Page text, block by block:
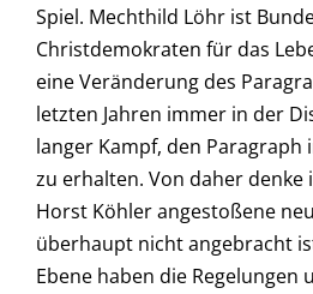
Spiel. Mechthild Löhr ist
Christdemokraten für das
eine Veränderung des
letzten Jahren immer in der
langer Kampf, den Paragraph
zu erhalten. Von daher denke
Horst Köhler angestoßene
überhaupt nicht angebracht
Ebene haben die Regelungen